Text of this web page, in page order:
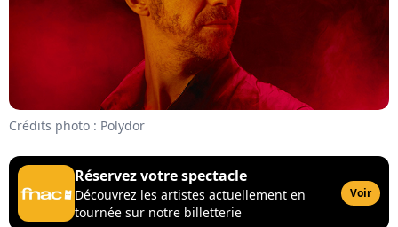
Crédits photo : Polydor
Réservez votre spectacle
Découvrez les artistes actuellement en
tournée sur notre billetterie
Voir